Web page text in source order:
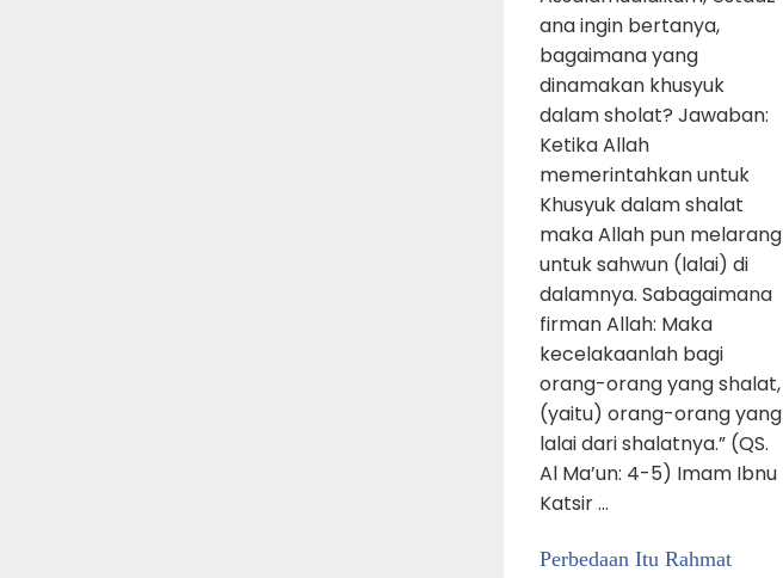
ana ingin bertanya,
bagaimana yang
dinamakan khusyuk
dalam sholat? Jawaban:
Ketika Allah
memerintahkan untuk
Khusyuk dalam shalat
maka Allah pun melarang
untuk sahwun (lalai) di
dalamnya. Sabagaimana
firman Allah: Maka
kecelakaanlah bagi
orang-orang yang shalat,
(yaitu) orang-orang yang
lalai dari shalatnya.” (QS.
Al Ma’un: 4-5) Imam Ibnu
Katsir …
Perbedaan Itu Rahmat